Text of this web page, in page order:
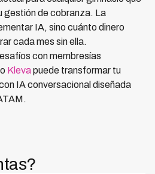
gestión de cobranza. La
IA, sino cuánto dinero
cada mes sin ella.
con membresías
Klevapuede transformar tu
IA conversacional diseñada